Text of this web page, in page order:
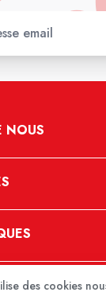
NOUS
des cookies